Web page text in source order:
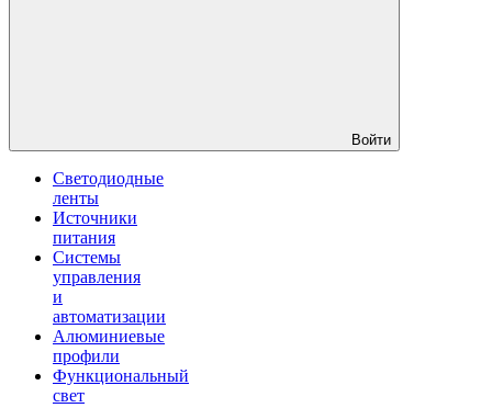
Войти
Светодиодные
ленты
Источники
питания
Системы
управления
и
автоматизации
Алюминиевые
профили
Функциональный
свет